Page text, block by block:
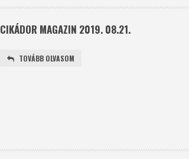
CIKÁDOR MAGAZIN 2019. 08.21.
TOVÁBB OLVASOM